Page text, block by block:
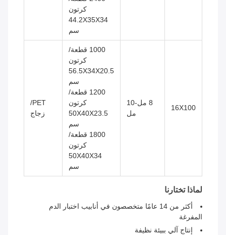
كرتون
44.2X35X34
سم
16X100
8 مل-10
مل
1000 قطعة/
كرتون
56.5X34X20.5
سم
1200 قطعة/
كرتون
50X40X23.5
سم
1800 قطعة/
كرتون
50X40X34
سم
PET/
زجاج
لماذا تختارنا
أكثر من 14 عامًا متخصصون في أنابيب اختبار الدم
المفرغة
إنتاج آلي ببيئة نظيفة